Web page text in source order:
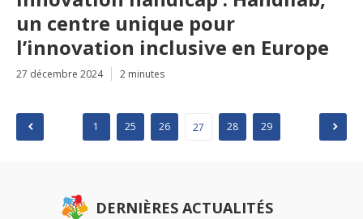
un centre unique pour
l’innovation inclusive en Europe
27 décembre 2024 2 minutes
Pagination
publications
1 25 26 27 28 29
DERNIÈRES ACTUALITÉS